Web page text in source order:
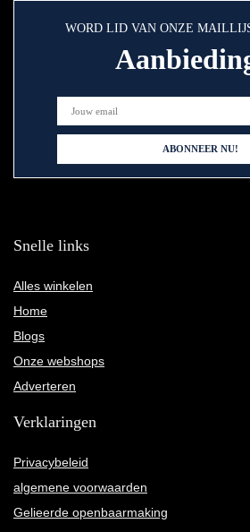
WORD LID VAN ONZE
Snelle links
Alles winkelen
Home
Blogs
Onze webshops
Adverteren
Verklaringen
Privacybeleid
algemene voorwaarden
Gelieerde openbaarmaking